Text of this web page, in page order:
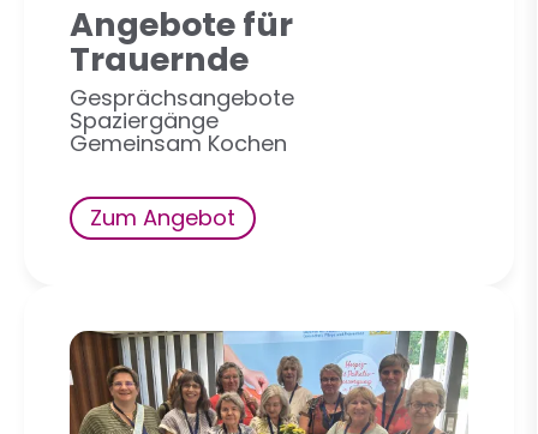
Angebote für
Trauernde
Gesprächsangebote
Spaziergänge
Gemeinsam Kochen
Zum Angebot